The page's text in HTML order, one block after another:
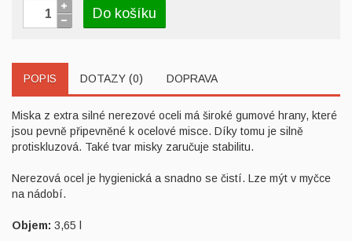
Do košíku
POPIS DOTAZY (0) DOPRAVA
Miska z extra silné nerezové oceli má široké gumové hrany, které
jsou pevně připevněné k ocelové misce. Díky tomu je silně
protiskluzová. Také tvar misky zaručuje stabilitu.
Nerezová ocel je hygienická a snadno se čistí. Lze mýt v myčce
na nádobí.
Objem: 3,65 l